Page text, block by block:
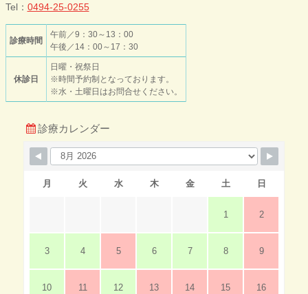
Tel： 0494-25-0255
診療時間
午前／9：30～13：00
午後／14：00～17：30
休診日
日曜・祝祭日
※時間予約制となっております。
※水・土曜日はお問合せください。
診療カレンダー
月 火 水 木 金 土 日
1 2
3 4 5 6 7 8 9
10 11 12 13 14 15 16